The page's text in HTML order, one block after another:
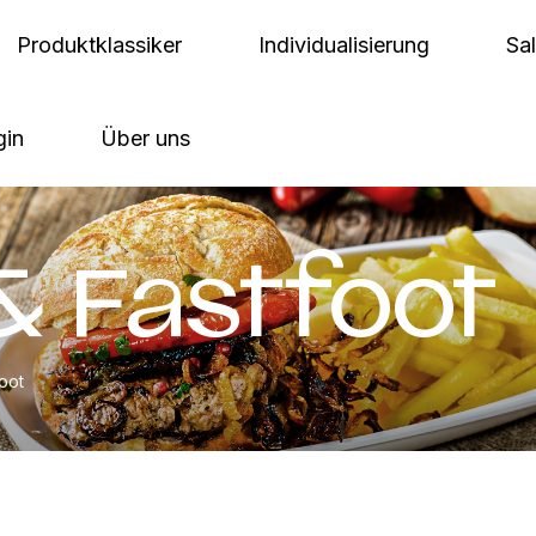
Produktklassiker Individualisierung
Über uns
Fastfoot